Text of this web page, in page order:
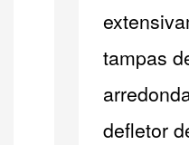
tampas
defletor